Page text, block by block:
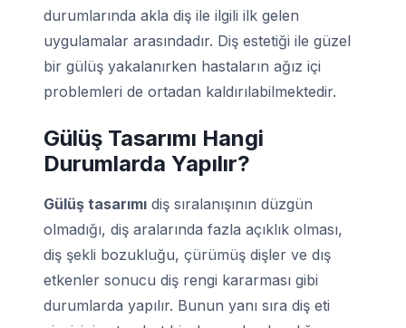
durumlarında akla diş ile ilgili ilk gelen
uygulamalar arasındadır. Diş estetiği ile güzel
bir gülüş yakalanırken hastaların ağız içi
problemleri de ortadan kaldırılabilmektedir.
Gülüş Tasarımı Hangi
Durumlarda Yapılır?
Gülüş tasarımı diş sıralanışının düzgün
olmadığı, diş aralarında fazla açıklık olması,
diş şekli bozukluğu, çürümüş dişler ve dış
etkenler sonucu diş rengi kararması gibi
durumlarda yapılır. Bunun yanı sıra diş eti